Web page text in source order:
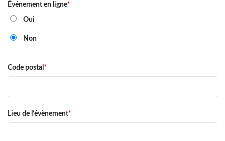
Événement en ligne*
Oui
Non
Code postal *
Lieu de l’évènement*